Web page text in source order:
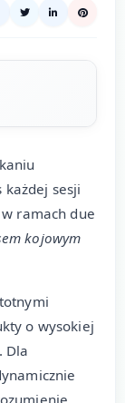
każdej sesji
ramach due
kojowym
o wysokiej
Dla